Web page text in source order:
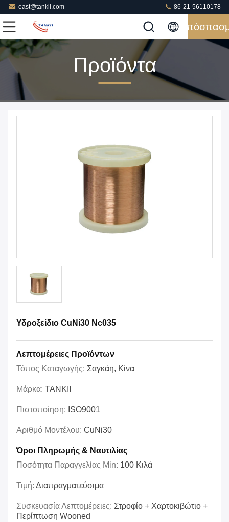
east@tankii.com 86-21-56110178
Προϊόντα
Υδροξείδιο CuNi30 Nc035
Λεπτομέρειες Προϊόντων
Τόπος Καταγωγής: Σαγκάη, Κίνα
Μάρκα: TANKII
Πιστοποίηση: ISO9001
Αριθμό Μοντέλου: CuNi30
Όροι Πληρωμής & Ναυτιλίας
Ποσότητα Παραγγελίας Min: 100 Κιλά
Τιμή: Διαπραγματεύσιμα
Συσκευασία Λεπτομέρειες: Στροφίο + Χαρτοκιβώτιο +
Περίπτωση Wooned